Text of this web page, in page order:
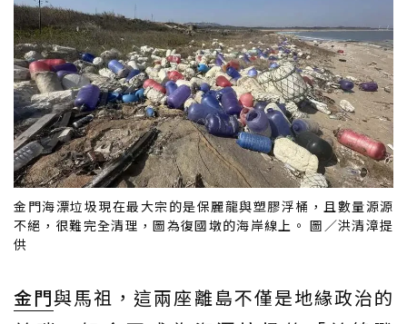
金門海漂垃圾現在最大宗的是保麗龍與塑膠浮桶，且數量源源
不絕，很難完全清理，圖為復國墩的海岸線上。 圖／洪清漳提
供
金門與馬祖，這兩座離島不僅是地緣政治的